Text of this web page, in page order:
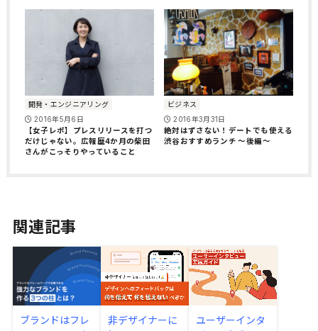
開発・エンジニアリング
2016年5月6日
【女子レポ】プレスリリースを打つ
だけじゃない。広報歴4か月の柴田
さんがこっそりやっていること
ビジネス
2016年3月31日
絶対はずさない！デートでも使える
渋谷おすすめランチ 〜後編〜
関連記事
ブランドはフレ
非デザイナーに
ユーザーインタ